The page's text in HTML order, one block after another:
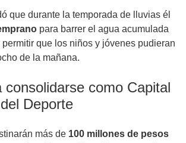
que durante la temporada de lluvias él
para barrer el agua acumulada
que los niños y jóvenes pudieran
de la mañana.
consolidarse como Capital
Deporte
más de 100 millones de pesos